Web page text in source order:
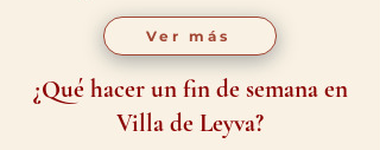
Ver más
¿Qué hacer un fin de semana en
Villa de Leyva?